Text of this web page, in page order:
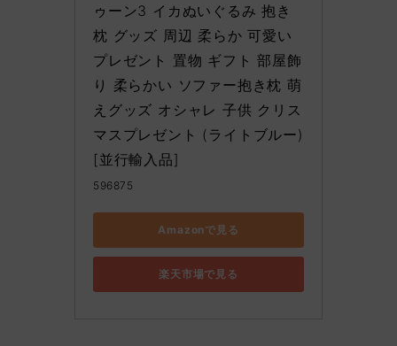
ゥーン3 イカぬいぐるみ 抱き
枕 グッズ 周辺 柔らか 可愛い
プレゼント 置物 ギフト 部屋飾
り 柔らかい ソファー抱き枕 萌
えグッズ オシャレ 子供 クリス
マスプレゼント (ライトブルー)
[並行輸入品]
596875
Amazonで見る
楽天市場で見る